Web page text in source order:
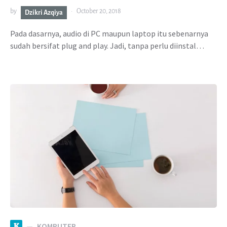
by Dzikri Azqiya October 20, 2018
Pada dasarnya, audio di PC maupun laptop itu sebenarnya
sudah bersifat plug and play. Jadi, tanpa perlu diinstal…